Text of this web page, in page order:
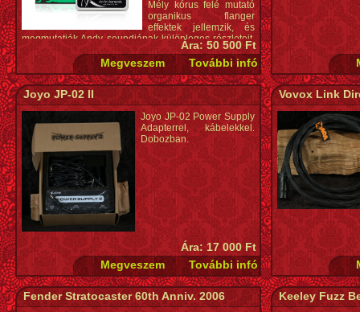
Mély kórus felé mutató
organikus flanger
effektek jellemzik, és
megmutatják Andy soundjának különleges részleteit.
Specifikációk: Andy Summers Analog Flanger / Filter
Matrix hangzása RATE: modulációs sebesség
RANGE: a flanger alsó határa COLOR: a flanger
effekt intenzitása Dedikált DRY kimenet Áramkör:
analóg Audio: mono True Bypass Különleges
kiadású grafika Tartozék: Walking on the Moon
poszter (tervezte: Laura Josephson) Tartozék
9.6VDC-200mA adapter (opcionális 9V elem nem
tartozék) Áramfogyasztás: 40 mA Méretek:
121x102x57 mm
Ára: 50 500 Ft
Joyo JP-02 II
Joyo JP-02 Power Supply
Adapterrel, kábelekkel.
Dobozban.
Ára: 17 000 Ft
Vovox Link
Fender Stratocaster 60th Anniv. 2006 Keeley Fuzz